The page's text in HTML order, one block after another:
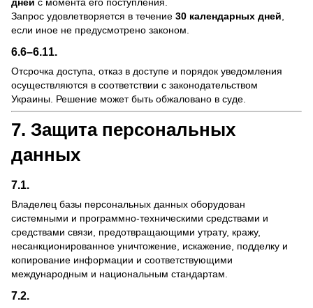
Запрос удовлетворяется в течение 30 календарных дней
если иное не предусмотрено законом.
6.6–6.11.
Отсрочка доступа, отказ в доступе и порядок уведомления
осуществляются в соответствии с законодательством
Украины. Решение может быть обжаловано в суде.
7. Защита персональных
данных
7.1.
Владелец базы персональных данных оборудован
системными и программно-техническими средствами и
средствами связи, предотвращающими утрату, кражу,
несанкционированное уничтожение, искажение, подделку и
копирование информации и соответствующими
международным и национальным стандартам.
7.2.